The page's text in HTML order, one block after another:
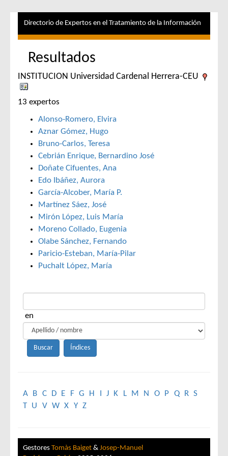
Directorio de Expertos en el Tratamiento de la Información
Resultados
INSTITUCION Universidad Cardenal Herrera-CEU
13 expertos
Alonso-Romero, Elvira
Aznar Gómez, Hugo
Bruno-Carlos, Teresa
Cebrián Enrique, Bernardino José
Doñate Cifuentes, Ana
Edo Ibáñez, Aurora
García-Alcober, María P.
Martínez Sáez, José
Mirón López, Luis María
Moreno Collado, Eugenia
Olabe Sánchez, Fernando
Paricio-Esteban, María-Pilar
Puchalt López, María
en
A B C D E F G H J K L M N O P Q R S
T U V W X Y Z
Gestores Tomàs Baiget & Josep-Manuel